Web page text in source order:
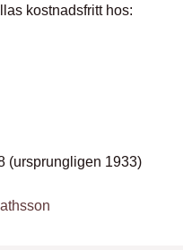
kostnadsfritt hos:
(ursprungligen 1933)